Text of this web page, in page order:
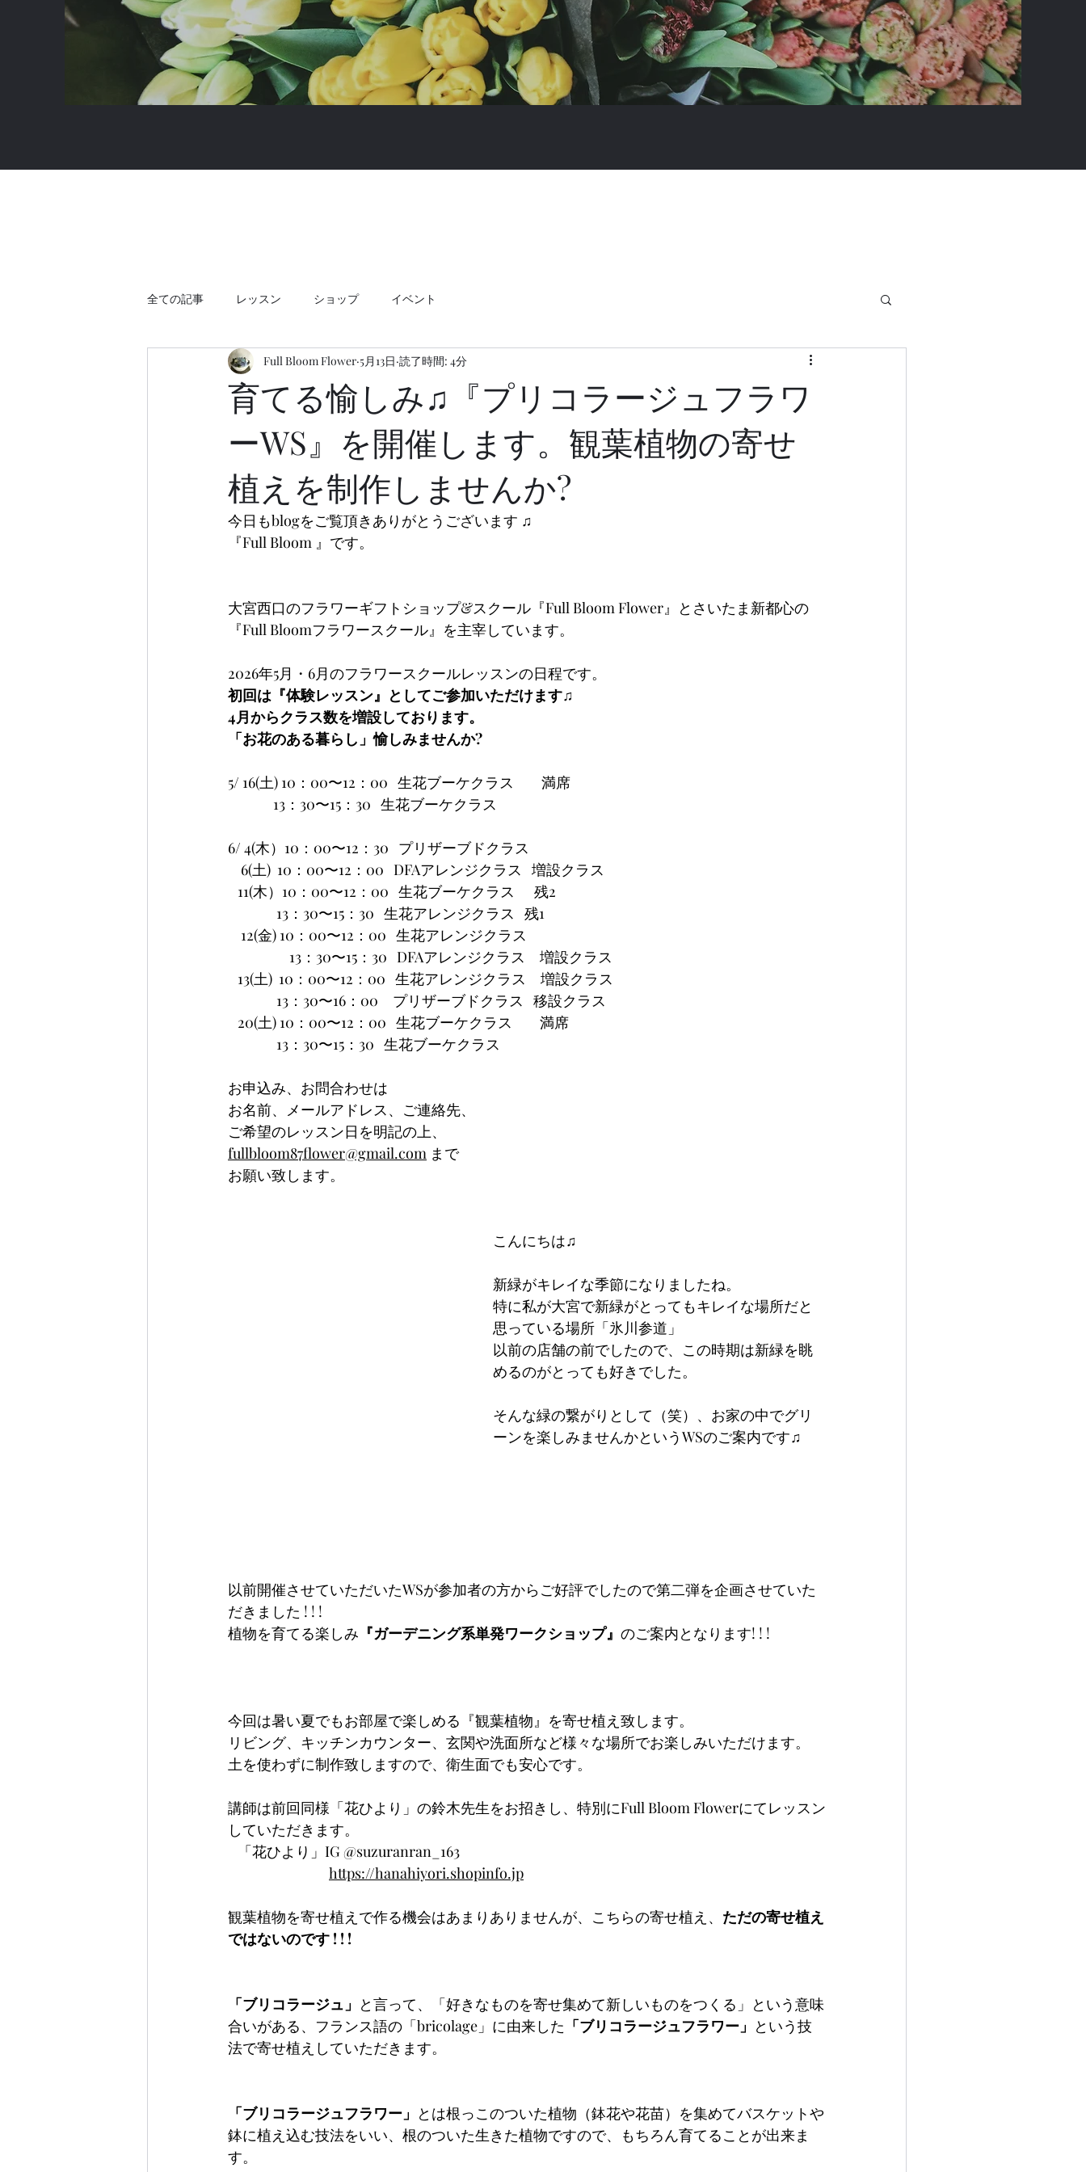
全ての記事 レッスン ショップ イベント
育てる愉しみ♫『プリコラージュフラワ
ーWS』を開催します。観葉植物の寄せ
植えを制作しませんか?
Full Bloom Flower 5月13日 読了時間: 4分
今日もblogをご覧頂きありがとうございます ♫
『Full Bloom 』です。
大宮西口のフラワーギフトショップ&スクール『Full Bloom Flower』とさいたま新都心の
『Full Bloomフラワースクール』を主宰しています。
2026年5月・6月のフラワースクールレッスンの日程です。
初回は『体験レッスン』としてご参加いただけます♫
4月からクラス数を増設しております。
「お花のある暮らし」愉しみませんか?
5/ 16(土) 10：00〜12：00   生花ブーケクラス　    満席
13：30〜15：30   生花ブーケクラス
6/ 4(木）10：00〜12：30   プリザーブドクラス
6(土)  10：00〜12：00   DFAアレンジクラス   増設クラス
11(木）10：00〜12：00   生花ブーケクラス      残2
13：30〜15：30   生花アレンジクラス   残1
12(金) 10：00〜12：00   生花アレンジクラス
13：30〜15：30   DFAアレンジクラス　増設クラス
13(土)  10：00〜12：00   生花アレンジクラス　増設クラス
13：30〜16：00　プリザーブドクラス   移設クラス
20(土) 10：00〜12：00   生花ブーケクラス　    満席
13：30〜15：30   生花ブーケクラス
お申込み、お問合わせは
お名前、メールアドレス、ご連絡先、
ご希望のレッスン日を明記の上、
fullbloom87flower@gmail.com まで
お願い致します。
こんにちは♫
新緑がキレイな季節になりましたね。
特に私が大宮で新緑がとってもキレイな場所だと
思っている場所「氷川参道」
以前の店舗の前でしたので、この時期は新緑を眺
めるのがとっても好きでした。
そんな緑の繋がりとして（笑）、お家の中でグリ
ーンを楽しみませんかというWSのご案内です♫
以前開催させていただいたWSが参加者の方からご好評でしたので第二弾を企画させていた
だきました ! ! !
植物を育てる楽しみ 『ガーデニング系単発ワークショップ』 のご案内となります! ! !
今回は暑い夏でもお部屋で楽しめる『観葉植物』を寄せ植え致します。
リビング、キッチンカウンター、玄関や洗面所など様々な場所でお楽しみいただけます。
土を使わずに制作致しますので、衛生面でも安心です。
講師は前回同様「花ひより」の鈴木先生をお招きし、特別にFull Bloom Flowerにてレッスン
していただきます。
「花ひより」IG @suzuranran_163
https://hanahiyori.shopinfo.jp
観葉植物を寄せ植えで作る機会はあまりありませんが、こちらの寄せ植え、 ただの寄せ植え
ではないのです ! ! !
「ブリコラージュ」 と言って、「好きなものを寄せ集めて新しいものをつくる」という意味
合いがある、フランス語の「bricolage」に由来した 「ブリコラージュフラワー」 という技
法で寄せ植えしていただきます。
「ブリコラージュフラワー」 とは根っこのついた植物（鉢花や花苗）を集めてバスケットや
鉢に植え込む技法をいい、根のついた生きた植物ですので、もちろん育てることが出来ま
す。